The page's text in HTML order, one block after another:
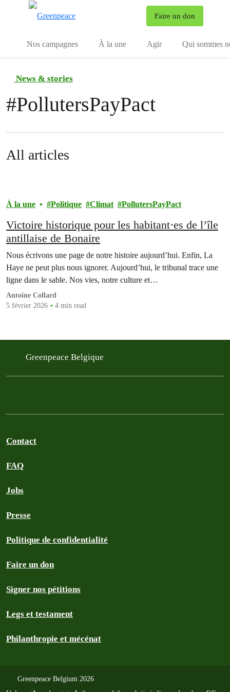
Faire un don
Nos campagnes À la une Agir Qui sommes
News & stories
#PollutersPayPact
All articles
À la une Politique Climat PollutersPayPact
Victoire historique pour les habitant·es de l’île
antillaise de Bonaire
Nous écrivons une page de notre histoire aujourd’hui. Enfin, La
Haye ne peut plus nous ignorer. Aujourd’hui, le tribunal trace une
ligne dans le sable. Nos vies, notre culture et…
Antoine Collard
5 février 2026
4 min read
Greenpeace Belgique
Contact
FAQ
Jobs
Presse
Politique de confidentialité
Faire un don
Signer nos pétitions
Legs et testament
Philanthropie et mécénat
Greenpeace Belgium 2026